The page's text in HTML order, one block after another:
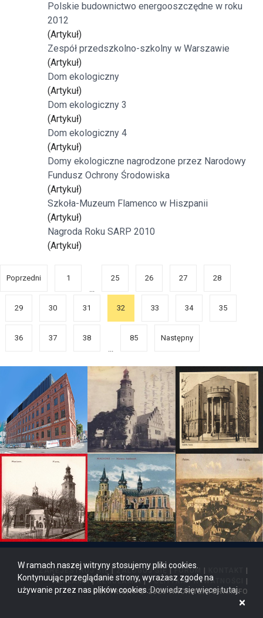
Polskie budownictwo energooszczędne w roku
2012
(Artykuł)
Zespół przedszkolno-szkolny w Warszawie
(Artykuł)
Dom ekologiczny
(Artykuł)
Dom ekologiczny 3
(Artykuł)
Dom ekologiczny 4
(Artykuł)
Domy ekologiczne nagrodzone przez Narodowy
Fundusz Ochrony Środowiska
(Artykuł)
Szkoła-Muzeum Flamenco w Hiszpanii
(Artykuł)
Nagroda Roku SARP 2010
(Artykuł)
Poprzedni
1
...
25 26 27 28
29 30 31 32 33 34 35
36 37
38
...
85 Następny
ZAREJESTRUJ SIĘ |ZALOGUJ SIĘ |FORUM |
|
REKLAMA|REGULAMIN |POLITYKA PRYWATNOŚCI
|
COPYRIGHT © 2026 ARCHITEKTURA.INFO
W ramach naszej witryny stosujemy pliki cookies.
Kontynuując przeglądanie strony, wyrażasz zgodę na
używanie przez nas plików cookies.Dowiedz się więcej tutaj.
×